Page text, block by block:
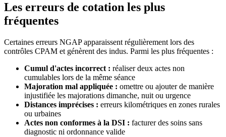
Les erreurs de cotation les plus
fréquentes
Certaines erreurs NGAP apparaissent régulièrement lors des
contrôles CPAM et génèrent des indus. Parmi les plus fréquentes :
Cumul d'actes incorrect : réaliser deux actes non
cumulables lors de la même séance
Majoration mal appliquée : omettre ou ajouter de manière
injustifiée les majorations dimanche, nuit ou urgence
Distances imprécises : erreurs kilométriques en zones rurales
ou urbaines
Actes non conformes à la DSI : facturer des soins sans
diagnostic ni ordonnance valide